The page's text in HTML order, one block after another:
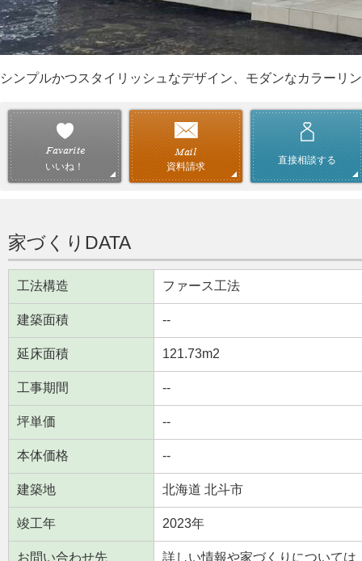
シンプルかつスタイリッシュなデザイン、モダンなカラーリ
いいね！ 資料請求
直接相談する
家づくりDATA
工法構造 ファース工法
建築面積 --
延床面積 121.73m2
工事期間 --
坪単価 --
本体価格 --
建築地 北海道 北斗市
竣工年 2023年
お問い合わせ先
詳しい情報や家づくりについて